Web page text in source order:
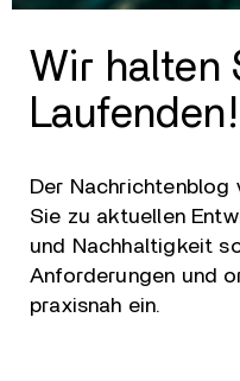
Wir halten
Laufenden!
Der Nachrichtenblog
Sie zu aktuellen
und Nachhaltigkeit
Anforderungen und
praxisnah ein.